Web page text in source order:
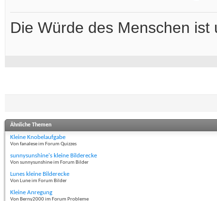
Die Würde des Menschen ist
Ähnliche Themen
Kleine Knobelaufgabe
Von fanalese im Forum Quizzes
sunnysunshine's kleine Bilderecke
Von sunnysunshine im Forum Bilder
Lunes kleine Bilderecke
Von Lune im Forum Bilder
Kleine Anregung
Von Berny2000 im Forum Probleme